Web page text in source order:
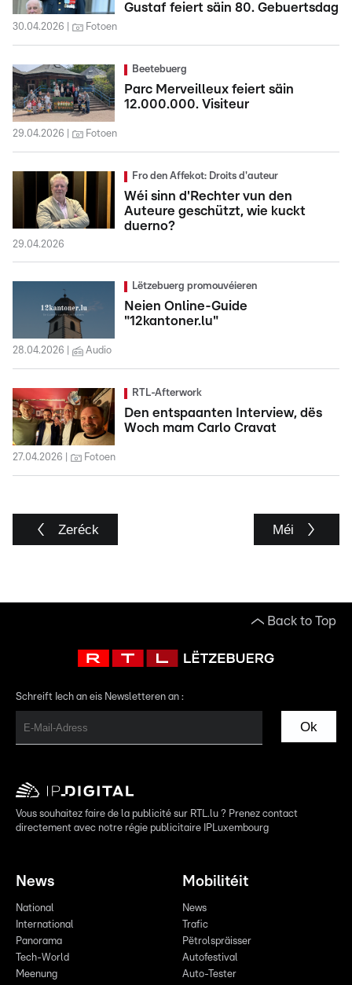
Gustaf feiert säin 80. Gebuertsdag
30.04.2026 Fotoen
Beetebuerg
Parc Merveilleux feiert säin
12.000.000. Visiteur
29.04.2026 Fotoen
Fro den Affekot: Droits d'auteur
Wéi sinn d'Rechter vun den
Auteure geschützt, wie kuckt
duerno?
29.04.2026
Lëtzebuerg promouvéieren
Neien Online-Guide
"12kantoner.lu"
28.04.2026 Audio
RTL-Afterwork
Den entspaanten Interview, dës
Woch mam Carlo Cravat
27.04.2026 Fotoen
Zeréck Méi
Back to Top
Schreift Iech an eis Newsletteren an :
Ok
Vous souhaitez faire de la publicité sur RTL.lu ? Prenez contact
directement avec notre régie publicitaire IPLuxembourg
News
National
International
Panorama
Tech-World
Meenung
Mobilitéit
News
Trafic
Pëtrolspräisser
Autofestival
Auto-Tester